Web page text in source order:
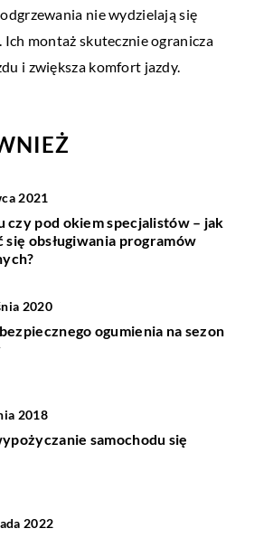
nie wydzielają się
montaż skutecznie ogranicza
i zwiększa komfort jazdy.
2021
czy pod okiem specjalistów – jak
się obsługiwania programów
2020
ogumienia na sezon
2018
samochodu się
2022